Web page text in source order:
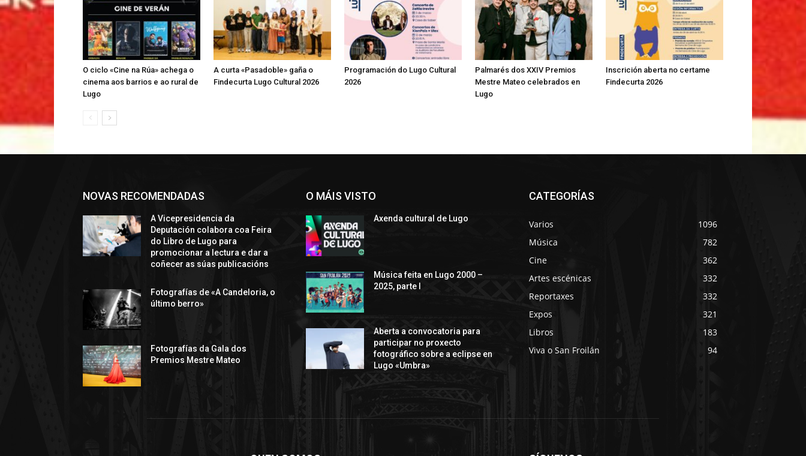
O ciclo «Cine na Rúa» achega o
cinema aos barrios e ao rural de
Lugo
A curta «Pasadoble» gaña o
Findecurta Lugo Cultural 2026
Programación do Lugo Cultural
2026
Palmarés dos XXIV Premios
Mestre Mateo celebrados en
Lugo
Inscrición aberta no certame
Findecurta 2026
NOVAS RECOMENDADAS
A Vicepresidencia da
Deputación colabora coa Feira
do Libro de Lugo para
promocionar a lectura e dar a
coñecer as súas publicacións
Fotografías de «A Candeloria, o
último berro»
Fotografías da Gala dos
Premios Mestre Mateo
O MÁIS VISTO
Axenda cultural de Lugo
Música feita en Lugo 2000 –
2025, parte I
Aberta a convocatoria para
participar no proxecto
fotográfico sobre a eclipse en
Lugo «Umbra»
CATEGORÍAS
Varios
1096
Música
782
Cine
362
Artes escénicas
332
Reportaxes
332
Expos
321
Libros
183
Viva o San Froilán
94